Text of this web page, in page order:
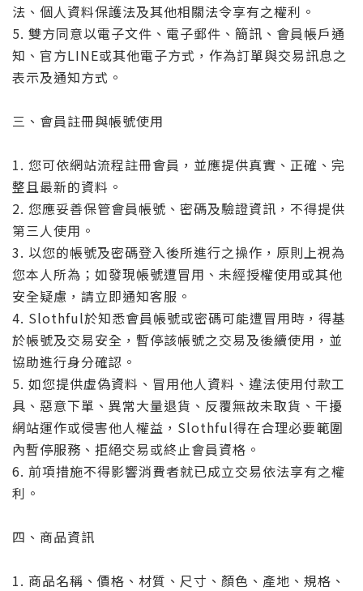
法、個人資料保護法及其他相關法令享有之權利。
5. 雙方同意以電子文件、電子郵件、簡訊、會員帳戶通
知、官方LINE或其他電子方式，作為訂單與交易訊息之
表示及通知方式。
三、會員註冊與帳號使用
1. 您可依網站流程註冊會員，並應提供真實、正確、完
整且最新的資料。
2. 您應妥善保管會員帳號、密碼及驗證資訊，不得提供
第三人使用。
3. 以您的帳號及密碼登入後所進行之操作，原則上視為
您本人所為；如發現帳號遭冒用、未經授權使用或其他
安全疑慮，請立即通知客服。
4. Slothful於知悉會員帳號或密碼可能遭冒用時，得基
於帳號及交易安全，暫停該帳號之交易及後續使用，並
協助進行身分確認。
5. 如您提供虛偽資料、冒用他人資料、違法使用付款工
具、惡意下單、異常大量退貨、反覆無故未取貨、干擾
網站運作或侵害他人權益，Slothful得在合理必要範圍
內暫停服務、拒絕交易或終止會員資格。
6. 前項措施不得影響消費者就已成立交易依法享有之權
利。
四、商品資訊
1. 商品名稱、價格、材質、尺寸、顏色、產地、規格、